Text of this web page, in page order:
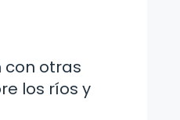
con otras
los ríos y